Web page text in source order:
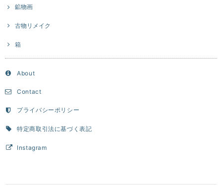
鉱物画
古物リメイク
箱
About
Contact
プライバシーポリシー
特定商取引法に基づく表記
Instagram